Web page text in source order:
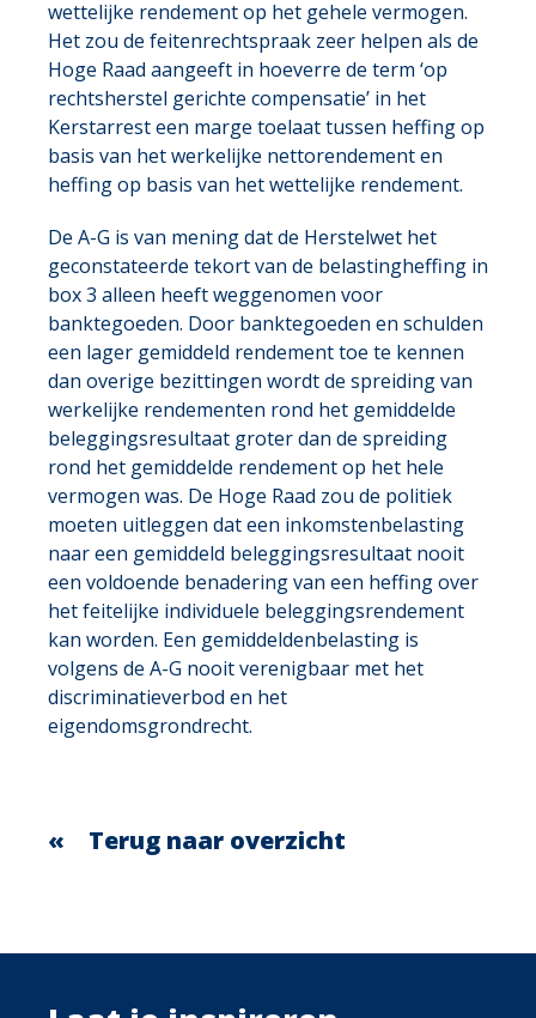
wettelijke rendement op het gehele vermogen.
Het zou de feitenrechtspraak zeer helpen als de
Hoge Raad aangeeft in hoeverre de term ‘op
rechtsherstel gerichte compensatie’ in het
Kerstarrest een marge toelaat tussen heffing op
basis van het werkelijke nettorendement en
heffing op basis van het wettelijke rendement.
De A-G is van mening dat de Herstelwet het
geconstateerde tekort van de belastingheffing in
box 3 alleen heeft weggenomen voor
banktegoeden. Door banktegoeden en schulden
een lager gemiddeld rendement toe te kennen
dan overige bezittingen wordt de spreiding van
werkelijke rendementen rond het gemiddelde
beleggingsresultaat groter dan de spreiding
rond het gemiddelde rendement op het hele
vermogen was. De Hoge Raad zou de politiek
moeten uitleggen dat een inkomstenbelasting
naar een gemiddeld beleggingsresultaat nooit
een voldoende benadering van een heffing over
het feitelijke individuele beleggingsrendement
kan worden. Een gemiddeldenbelasting is
volgens de A-G nooit verenigbaar met het
discriminatieverbod en het
eigendomsgrondrecht.
Terug naar overzicht